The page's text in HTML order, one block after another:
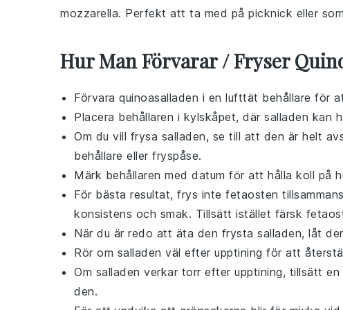
mozzarella. Perfekt att ta med på picknick eller
Hur Man Förvarar / Fryser
Förvara quinoasalladen i en lufttät behållare för
Placera behållaren i kylskåpet, där salladen kan
Om du vill frysa salladen, se till att den är helt
behållare eller fryspåse.
Märk behållaren med datum för att hålla koll på
För bästa resultat, frys inte fetaosten
konsistens och smak. Tillsätt istället färsk
När du är redo att äta den frysta salladen, låt
Rör om salladen väl efter upptining för att
Om salladen verkar torr efter upptining, tillsätt
den.